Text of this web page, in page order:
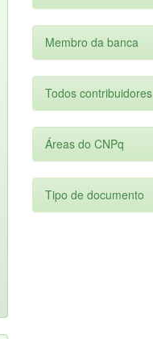
Membro da banca
Todos contribuidores
Áreas do CNPq
Tipo de documento